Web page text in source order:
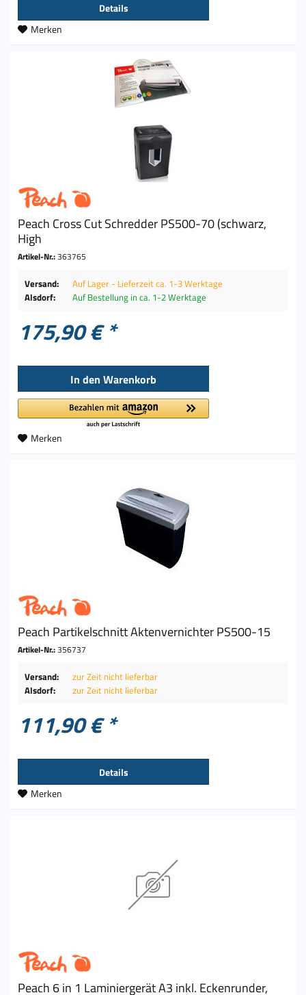
Details
Merken
Peach Cross Cut Schredder PS500-70 (schwarz,
High
Artikel-Nr.:363765
Versand:
Auf Lager - Lieferzeit ca. 1-3 Werktage
Alsdorf:
Auf Bestellung in ca. 1-2 Werktage
175,90 € *
In den Warenkorb
Merken
Peach Partikelschnitt Aktenvernichter PS500-15
Artikel-Nr.:356737
Versand:
zur Zeit nicht lieferbar
Alsdorf:
zur Zeit nicht lieferbar
111,90 € *
Details
Merken
Peach 6 in 1 Laminiergerät A3 inkl. Eckenrunder,